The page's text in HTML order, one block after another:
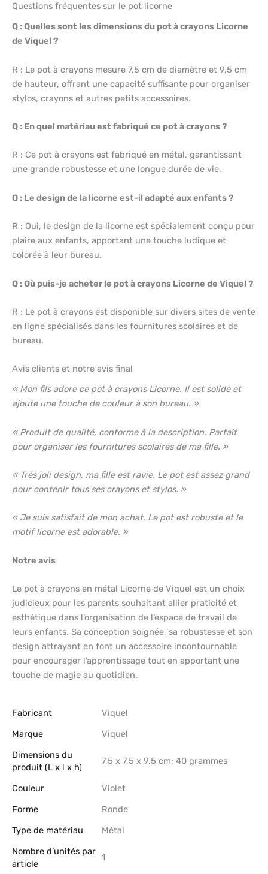
Questions fréquentes sur le pot licorne
Q : Quelles sont les dimensions du pot à crayons Licorne
de Viquel ?
R : Le pot à crayons mesure 7,5 cm de diamètre et 9,5 cm
de hauteur, offrant une capacité suffisante pour organiser
stylos, crayons et autres petits accessoires.
Q : En quel matériau est fabriqué ce pot à crayons ?
R : Ce pot à crayons est fabriqué en métal, garantissant
une grande robustesse et une longue durée de vie.
Q : Le design de la licorne est-il adapté aux enfants ?
R : Oui, le design de la licorne est spécialement conçu pour
plaire aux enfants, apportant une touche ludique et
colorée à leur bureau.
Q : Où puis-je acheter le pot à crayons Licorne de Viquel ?
R : Le pot à crayons est disponible sur divers sites de vente
en ligne spécialisés dans les fournitures scolaires et de
bureau.
Avis clients et notre avis final
« Mon fils adore ce pot à crayons Licorne. Il est solide et
ajoute une touche de couleur à son bureau. »
« Produit de qualité, conforme à la description. Parfait
pour organiser les fournitures scolaires de ma fille. »
« Très joli design, ma fille est ravie. Le pot est assez grand
pour contenir tous ses crayons et stylos. »
« Je suis satisfait de mon achat. Le pot est robuste et le
motif licorne est adorable. »
Notre avis
Le pot à crayons en métal Licorne de Viquel est un choix
judicieux pour les parents souhaitant allier praticité et
esthétique dans l’organisation de l’espace de travail de
leurs enfants. Sa conception soignée, sa robustesse et son
design attrayant en font un accessoire incontournable
pour encourager l’apprentissage tout en apportant une
touche de magie au quotidien.
Fabricant
‎Viquel
Marque
‎Viquel
Dimensions du
produit (L x l x h)
‎7,5 x 7,5 x 9,5 cm; 40 grammes
Couleur
‎Violet
Forme
‎Ronde
Type de matériau
‎Métal
Nombre d’unités par
article
‎1